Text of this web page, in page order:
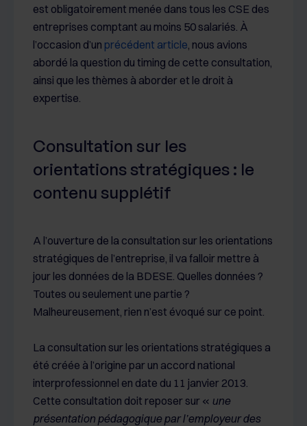
est obligatoirement menée dans tous les CSE des
entreprises comptant au moins 50 salariés. À
l’occasion d’un précédent article, nous avions
abordé la question du timing de cette consultation,
ainsi que les thèmes à aborder et le droit à
expertise.
Consultation sur les
orientations stratégiques : le
contenu supplétif
A l’ouverture de la consultation sur les orientations
stratégiques de l’entreprise, il va falloir mettre à
jour les données de la BDESE. Quelles données ?
Toutes ou seulement une partie ?
Malheureusement, rien n’est évoqué sur ce point.
La consultation sur les orientations stratégiques a
été créée à l’origine par un accord national
interprofessionnel en date du 11 janvier 2013.
Cette consultation doit reposer sur « une
présentation pédagogique par l’employeur des